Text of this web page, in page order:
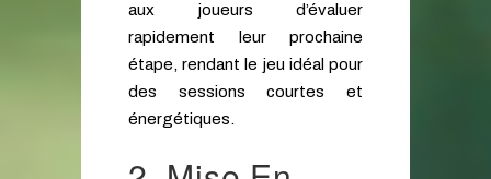
aux joueurs d’évaluer
rapidement leur prochaine
étape, rendant le jeu idéal pour
des sessions courtes et
énergétiques.